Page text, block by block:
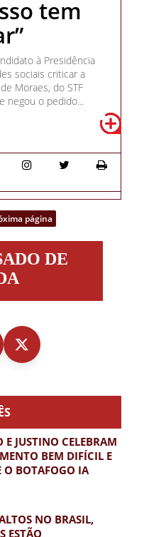
tem
à Presidência
sociais criticar a
Moraes, do STF
negou o pedido...
página
DE
JUSTINO CELEBRAM
BEM DIFÍCIL E
O BOTAFOGO IA
NO BRASIL,
ESTÃO